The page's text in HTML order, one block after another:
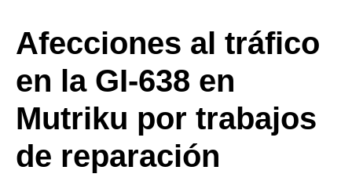
Afecciones al tráfico
en la GI-638 en
Mutriku por trabajos
de reparación